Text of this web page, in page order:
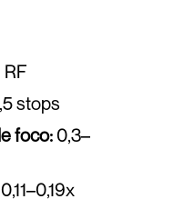
stops
foco:0,3–
0,11–0,19x